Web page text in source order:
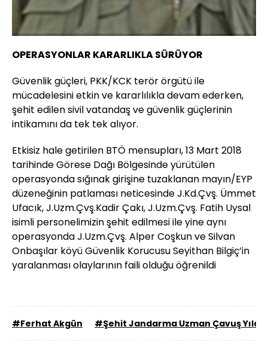
OPERASYONLAR KARARLIKLA SÜRÜYOR
Güvenlik güçleri, PKK/KCK terör örgütü ile
mücadelesini etkin ve kararlılıkla devam ederken,
şehit edilen sivil vatandaş ve güvenlik güçlerinin
intikamını da tek tek alıyor.
Etkisiz hale getirilen BTÖ mensupları, 13 Mart 2018
tarihinde Görese Dağı Bölgesinde yürütülen
operasyonda sığınak girişine tuzaklanan mayın/EYP
düzeneğinin patlaması neticesinde J.Kd.Çvş. Ümmet
Ufacık, J.Uzm.Çvş.Kadir Çakı, J.Uzm.Çvş. Fatih Uysal
isimli personelimizin şehit edilmesi ile yine aynı
operasyonda J.Uzm.Çvş. Alper Coşkun ve Silvan
Onbaşılar köyü Güvenlik Korucusu Seyithan Bilgiç’in
yaralanması olaylarının faili olduğu öğrenildi
#Ferhat Akgün #Şehit Jandarma Uzman Çavuş